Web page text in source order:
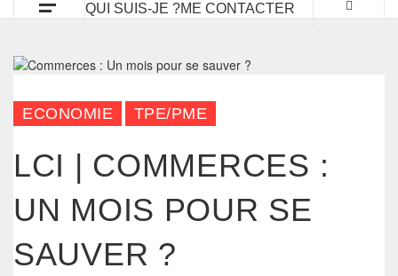
QUI SUIS-JE ?ME CONTACTER
ECONOMIE TPE/PME
LCI | COMMERCES :
UN MOIS POUR SE
SAUVER ?